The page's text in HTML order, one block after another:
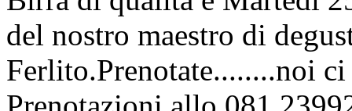
del nostro maestro di
Ferlito.Prenotate........noi